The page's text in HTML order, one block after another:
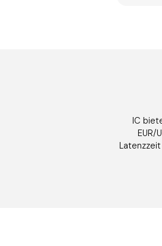
IC
EUR/